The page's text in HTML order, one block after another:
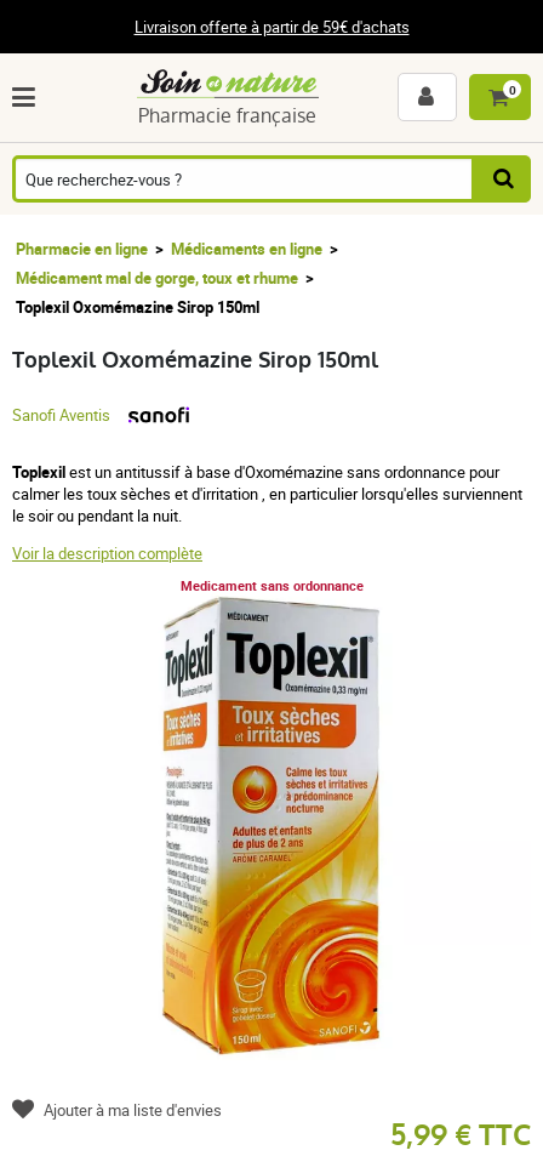
Livraison offerte à partir de 59€ d'achats
Pharmacie française
0
Pharmacie en ligne
Médicaments en ligne
Médicament mal de gorge, toux et rhume
Toplexil Oxomémazine Sirop 150ml
Medicament sans ordonnance
Toplexil Oxomémazine Sirop 150ml
Sanofi Aventis
Toplexilest un antitussif à base d'Oxomémazine sans ordonnance pour
calmer les toux sèches et d'irritation , en particulier lorsqu'elles surviennent
le soir ou pendant la nuit.
Voir la description complète
5,99 € TTC
Ajouter à ma liste d'envies